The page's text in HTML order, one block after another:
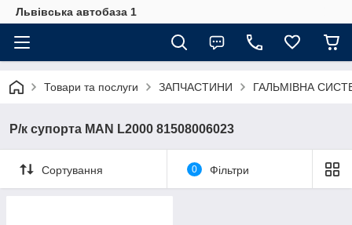
Львівська автобаза 1
Товари та послуги ЗАПЧАСТИНИ ГАЛЬМІВНА
Р/к супорта MAN L2000 81508006023
Сортування 0 Фільтри